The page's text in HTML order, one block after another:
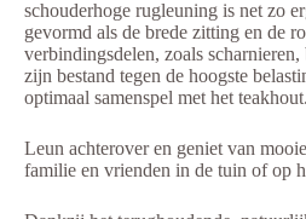
schouderhoge rugleuning is net zo
gevormd als de brede zitting en de
verbindingsdelen, zoals scharnieren,
zijn bestand tegen de hoogste
optimaal samenspel met het teakhout.
Leun achterover en geniet van
familie en vrienden in de tuin of op